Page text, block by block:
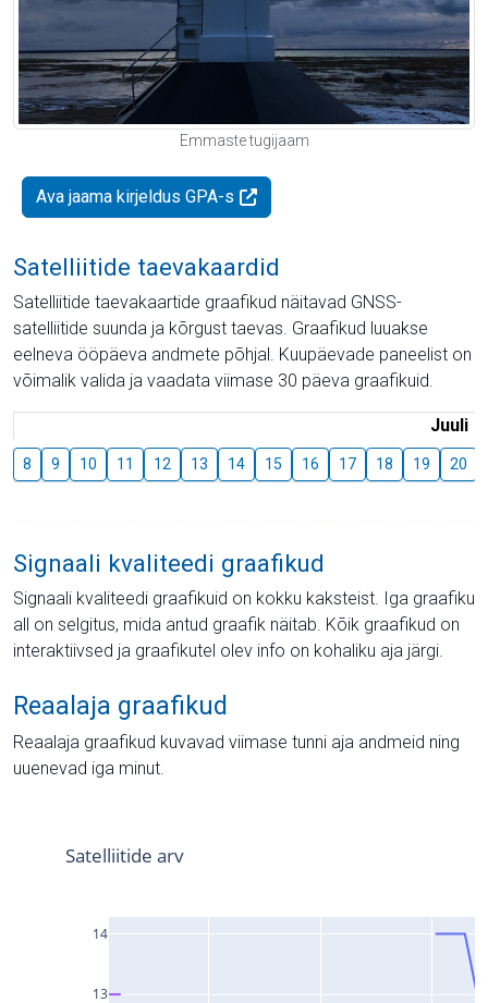
Emmaste tugijaam
Ava jaama kirjeldus GPA-s
Satelliitide taevakaardid
Satelliitide taevakaartide graafikud näitavad GNSS-
satelliitide suunda ja kõrgust taevas. Graafikud luuakse
eelneva ööpäeva andmete põhjal. Kuupäevade paneelist on
võimalik valida ja vaadata viimase 30 päeva graafikuid.
Juuli
8 9 10 11 12 13 14 15 16 17 18 19 20
Signaali kvaliteedi graafikud
Signaali kvaliteedi graafikuid on kokku kaksteist. Iga graafiku
all on selgitus, mida antud graafik näitab. Kõik graafikud on
interaktiivsed ja graafikutel olev info on kohaliku aja järgi.
Reaalaja graafikud
Reaalaja graafikud kuvavad viimase tunni aja andmeid ning
uuenevad iga minut.